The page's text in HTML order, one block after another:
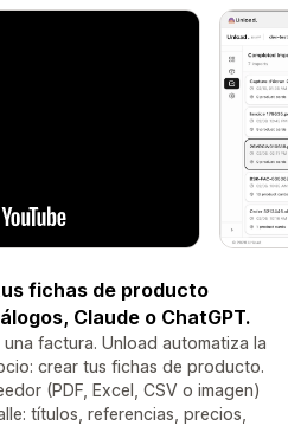
fichas de producto
Claude o ChatGPT.
factura. Unload automatiza la
crear tus fichas de producto.
(PDF, Excel, CSV o imagen)
títulos, referencias, precios,